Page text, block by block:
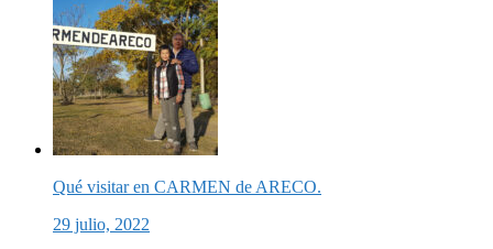
Qué visitar en CARMEN de ARECO.
29 julio, 2022